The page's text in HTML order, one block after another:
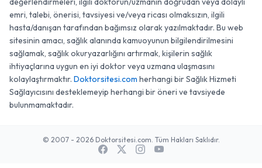
değerlendirmeleri, ilgili doktorun/uzmanın doğrudan veya dolaylı
emri, talebi, önerisi, tavsiyesi ve/veya ricası olmaksızın, ilgili
hasta/danışan tarafından bağımsız olarak yazılmaktadır. Bu web
sitesinin amacı, sağlık alanında kamuoyunun bilgilendirilmesini
sağlamak, sağlık okuryazarlığını artırmak, kişilerin sağlık
ihtiyaçlarına uygun en iyi doktor veya uzmana ulaşmasını
kolaylaştırmaktır. Doktorsitesi.com herhangi bir Sağlık Hizmeti
Sağlayıcısını desteklemeyip herhangi bir öneri ve tavsiyede
bulunmamaktadır.
© 2007 - 2026 Doktorsitesi.com. Tüm Hakları Saklıdır.